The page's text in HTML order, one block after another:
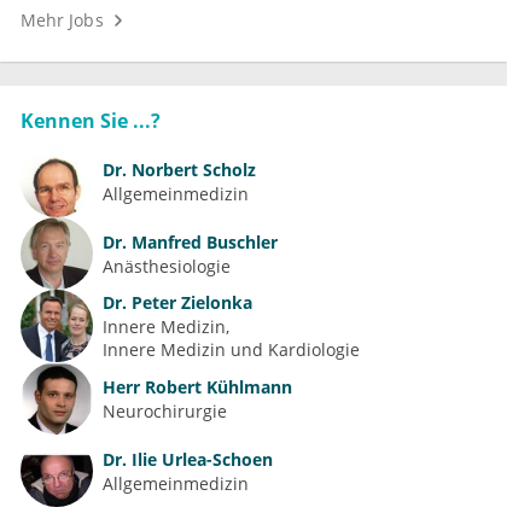
Mehr Jobs
Kennen Sie ...?
Dr. Norbert Scholz
Allgemeinmedizin
Dr. Manfred Buschler
Anästhesiologie
Dr. Peter Zielonka
Innere Medizin
Innere Medizin und Kardiologie
Herr Robert Kühlmann
Neurochirurgie
Dr. Ilie Urlea-Schoen
Allgemeinmedizin